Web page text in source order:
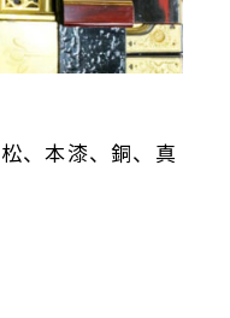
、本漆、銅、真